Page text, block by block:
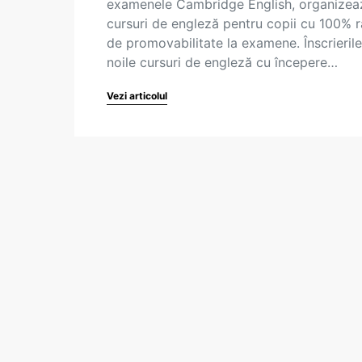
examenele Cambridge English,
cursuri de engleză pentru copii cu 100%
de promovabilitate la examene.
noile cursuri de engleză cu începere…
Vezi articolul